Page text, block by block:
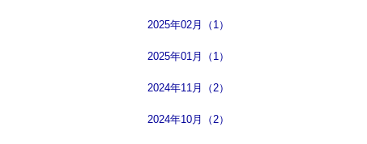
2025年02月（1）
2025年01月（1）
2024年11月（2）
2024年10月（2）